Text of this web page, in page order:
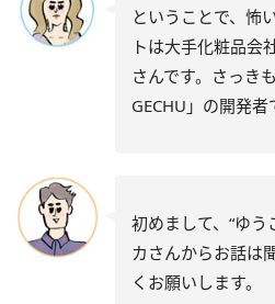
ということで、怖
トは大手化粧品会
さんです。さっき
GECHU」の開発者
初めまして、“ゆ
カさんからお話は
くお願いします。